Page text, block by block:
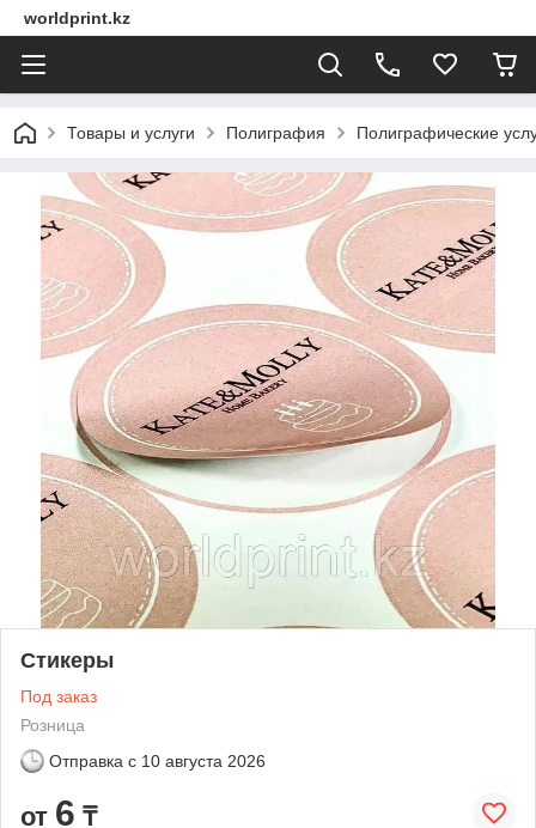
worldprint.kz
Товары и услуги Полиграфия Полиграфические
Стикеры
Под заказ
Розница
Отправка с 10 августа 2026
от 6 ₸